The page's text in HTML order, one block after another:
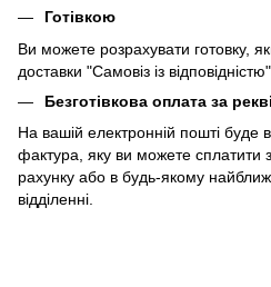
Готівкою
Ви можете розрахувати готовку,
доставки "Самовіз із відповідністю"
Безготівкова оплата за
На вашій електронній пошті буде
фактура, яку ви можете сплатити
рахунку або в будь-якому
відділенні.